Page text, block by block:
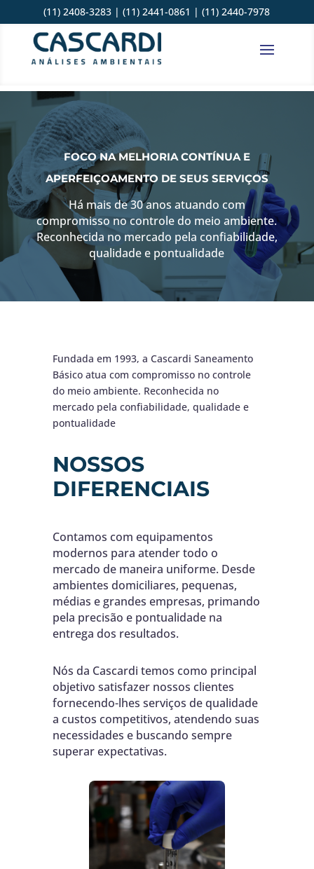
(11) 2408-3283 | (11) 2441-0861 | (11) 2440-7978
contato@cascardi.com.br
(11) 2408-3283|(11) 2441-0861
FOCO NA MELHORIA CONTÍNUA E
APERFEIÇOAMENTO DE SEUS SERVIÇOS
Há mais de 30 anos atuando com
compromisso no controle do meio ambiente.
Reconhecida no mercado pela confiabilidade,
qualidade e pontualidade
Fundada em 1993, a Cascardi Saneamento
Básico atua com compromisso no controle
do meio ambiente. Reconhecida no
mercado pela confiabilidade, qualidade e
pontualidade
NOSSOS
DIFERENCIAIS
Contamos com equipamentos
modernos para atender todo o
mercado de maneira uniforme. Desde
ambientes domiciliares, pequenas,
médias e grandes empresas, primando
pela precisão e pontualidade na
entrega dos resultados.
Nós da Cascardi temos como principal
objetivo satisfazer nossos clientes
fornecendo-lhes serviços de qualidade
a custos competitivos, atendendo suas
necessidades e buscando sempre
superar expectativas.